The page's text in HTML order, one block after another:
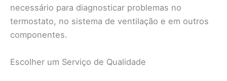
necessário para diagnosticar problemas no
termostato, no sistema de ventilação e em outros
componentes.
Escolher um Serviço de Qualidade